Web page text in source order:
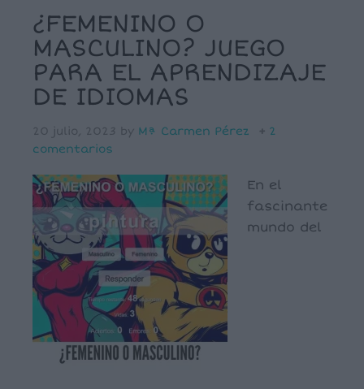
¿FEMENINO O
MASCULINO? JUEGO
PARA EL APRENDIZAJE
DE IDIOMAS
20 julio, 2023 by Mª Carmen Pérez
2
comentarios
En el
fascinante
mundo del